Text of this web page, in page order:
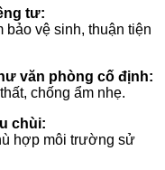
tư:
bảo vệ sinh, thuận tiện
văn phòng cố định:
chống ẩm nhẹ.
chùi:
hợp môi trường sử